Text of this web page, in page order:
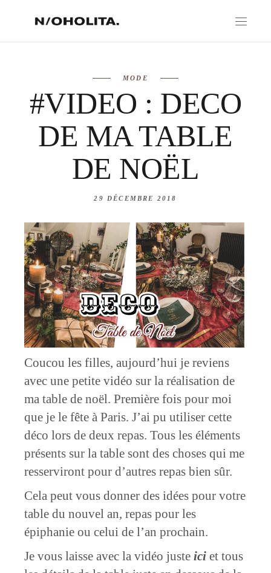
MODE
#VIDEO : DECO
DE MA TABLE
DE NOËL
29 DÉCEMBRE 2018
Coucou les filles, aujourd’hui je reviens
avec une petite vidéo sur la réalisation de
ma table de noël. Première fois pour moi
que je le fête à Paris. J’ai pu utiliser cette
déco lors de deux repas. Tous les éléments
présents sur la table sont des choses qui me
resserviront pour d’autres repas bien sûr.
Cela peut vous donner des idées pour votre
table du nouvel an, repas pour les
épiphanie ou celui de l’an prochain.
Je vous laisse avec la vidéo justeici et tous